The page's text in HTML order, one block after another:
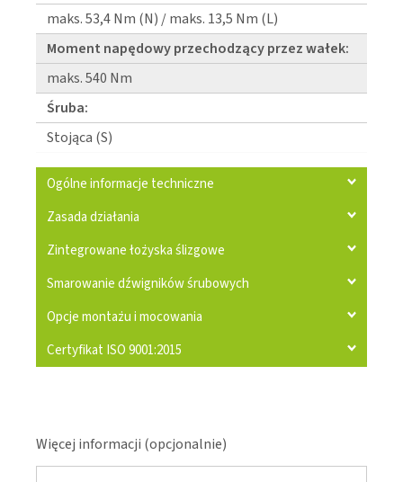
maks. 53,4 Nm (N) / maks. 13,5 Nm (L)
Moment napędowy przechodzący przez wałek:
maks. 540 Nm
Śruba:
Stojąca (S)
Ogólne informacje techniczne
Zasada działania
Zintegrowane łożyska ślizgowe
Smarowanie dźwigników śrubowych
Opcje montażu i mocowania
Certyfikat ISO 9001:2015
Więcej informacji (opcjonalnie)